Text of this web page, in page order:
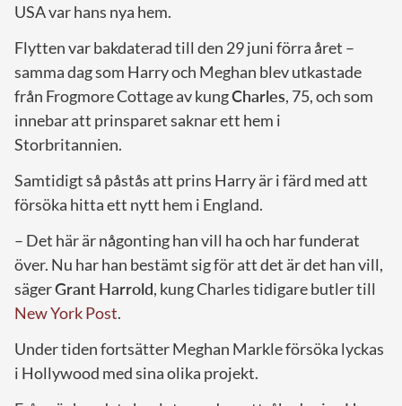
USA var hans nya hem.
Flytten var bakdaterad till den 29 juni förra året –
samma dag som Harry och Meghan blev utkastade
från Frogmore Cottage av kungCharles, 75, och som
innebar att prinsparet saknar ett hem i
Storbritannien.
Samtidigt så påstås att prins Harry är i färd med att
försöka hitta ett nytt hem i England.
– Det här är någonting han vill ha och har funderat
över. Nu har han bestämt sig för att det är det han vill,
sägerGrantHarrold, kung Charles tidigare butler till
New York Post.
Under tiden fortsätter Meghan Markle försöka lyckas
i Hollywood med sina olika projekt.